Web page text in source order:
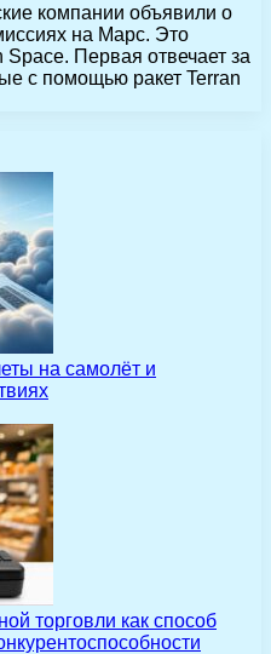
компании объявили о
на Марс. Это
Первая отвечает за
с помощью ракет Terran
на самолёт и
торговли как способ